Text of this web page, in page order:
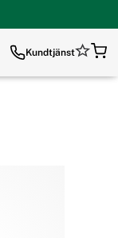
Kundtjänst